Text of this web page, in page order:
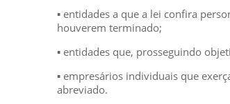
▪ entidades a que a lei confira
houverem terminado;
▪ entidades que, prosseguindo
▪ empresários individuais que
abreviado.